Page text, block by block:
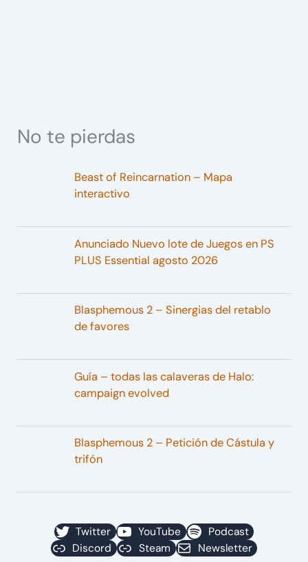
No te pierdas
Beast of Reincarnation – Mapa
interactivo
Anunciado Nuevo lote de Juegos en PS
PLUS Essential agosto 2026
Blasphemous 2 – Sinergias del retablo
de favores
Guía – todas las calaveras de Halo:
campaign evolved
Blasphemous 2 – Petición de Cástula y
trifón
Twitter YouTube
Podcast
Discord
Steam Newsletter